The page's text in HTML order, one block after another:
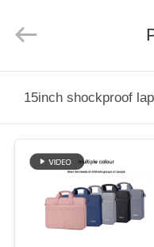
PRODUITS
SUJET
Industrial
Co.,Ltd.
15inch shockproof